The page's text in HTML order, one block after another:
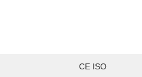
CE ISO